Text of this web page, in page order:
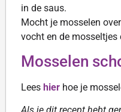
in de saus.
Mocht je mosselen
vocht en de mosseltjes
Mosselen
Lees hier hoe je